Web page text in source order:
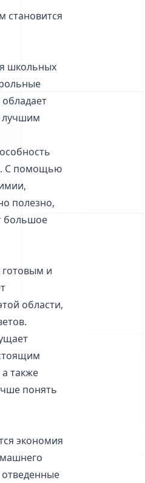
становится
школьных
лучшим
С помощью
полезно,
большое
готовым и
области,
также
понять
экономия